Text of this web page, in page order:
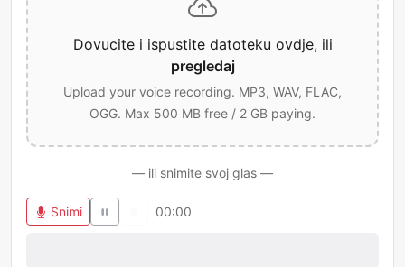
Dovucite i ispustite datoteku ovdje, ili
pregledaj
Upload your voice recording. MP3, WAV, FLAC,
OGG. Max 500 MB free / 2 GB paying.
— ili snimite svoj glas —
Snimi 00:00